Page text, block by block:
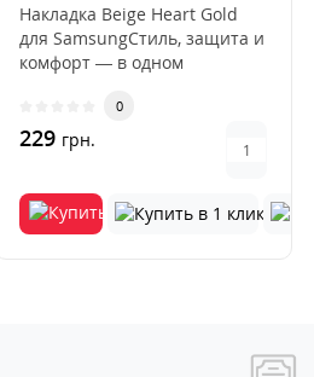
Накладка Beige Heart Gold
для SamsungСтиль, защита и
комфорт — в одном
0
229 грн.